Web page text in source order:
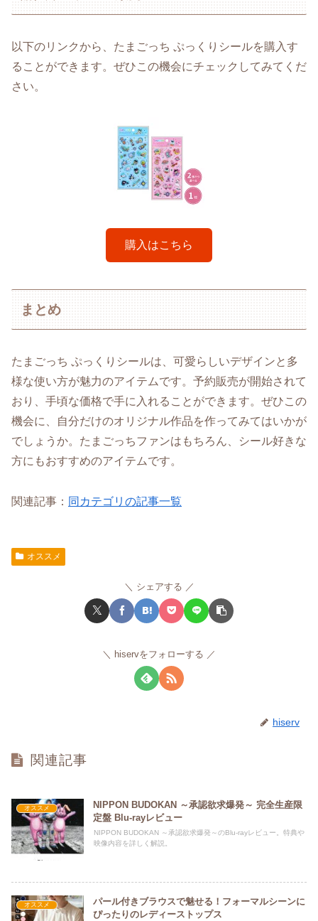
以下のリンクから、たまごっち ぷっくりシールを購入す
ることができます。ぜひこの機会にチェックしてみてくだ
さい。
購入はこちら
まとめ
たまごっち ぷっくりシールは、可愛らしいデザインと多
様な使い方が魅力のアイテムです。予約販売が開始されて
おり、手頃な価格で手に入れることができます。ぜひこの
機会に、自分だけのオリジナル作品を作ってみてはいかが
でしょうか。たまごっちファンはもちろん、シール好きな
方にもおすすめのアイテムです。
関連記事： 同カテゴリの記事一覧
オススメ
シェアする
hiservをフォローする
hiserv
関連記事
オススメ
NIPPON BUDOKAN ～承認欲求爆発～ 完全生産限
定盤 Blu-rayレビュー
NIPPON BUDOKAN ～承認欲求爆発～のBlu-rayレビュー。特典や
映像内容を詳しく解説。
オススメ
パール付きブラウスで魅せる！フォーマルシーンに
ぴったりのレディーストップス